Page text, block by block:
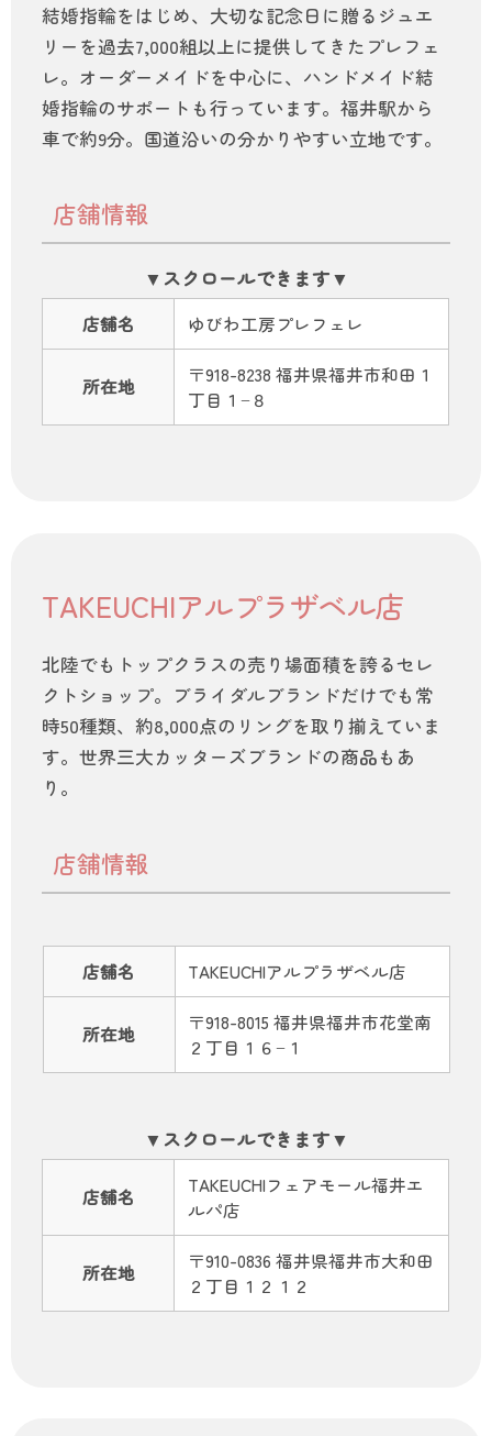
結婚指輪をはじめ、大切な記念日に贈るジュエ
リーを過去7,000組以上に提供してきたプレフェ
レ。オーダーメイドを中心に、ハンドメイド結
婚指輪のサポートも行っています。福井駅から
車で約9分。国道沿いの分かりやすい立地です。
店舗情報
店舗名 ゆびわ工房プレフェレ
所在地
〒918-8238 福井県福井市和田１
丁目１−８
TAKEUCHIアルプラザベル店
北陸でもトップクラスの売り場面積を誇るセレ
クトショップ。ブライダルブランドだけでも常
時50種類、約8,000点のリングを取り揃えていま
す。世界三大カッターズブランドの商品もあ
り。
店舗情報
店舗名 TAKEUCHIアルプラザベル店
所在地
〒918-8015 福井県福井市花堂南
２丁目１６−１
店舗名
TAKEUCHIフェアモール福井エ
ルパ店
所在地
〒910-0836 福井県福井市大和田
２丁目１２１２